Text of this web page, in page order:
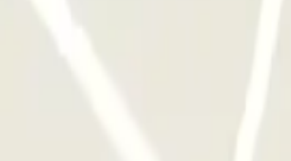
este operador disponibles en Parclick.